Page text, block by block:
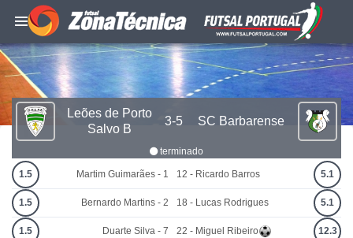
Leões de Porto
Salvo B
3-5 SC Barbarense
terminado
1.5 Martim Guimarães - 1
1.5 Bernardo Martins - 2
1.5 Duarte Silva - 7
12 - Ricardo Barros 5.1
18 - Lucas Rodrigues 5.1
22 - Miguel Ribeiro 12.3